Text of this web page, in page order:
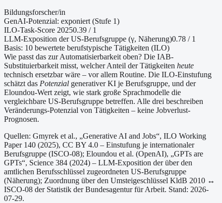
Bildungsforscher/in
GenAI-Potenzial: exponiert (Stufe 1)
ILO-Task-Score 20250.39 / 1
LLM-Exposition der US-Berufsgruppe (γ, Näherung)0.78 / 1
Basis: 10 bewertete berufstypische Tätigkeiten (ILO)
Wie passt das zur Automatisierbarkeit oben? Die IAB-
Substituierbarkeit misst, welcher Anteil der Tätigkeiten heute
technisch ersetzbar wäre – vor allem Routine. Die ILO-Einstufung
schätzt das Potenzial generativer KI je Berufsgruppe, und der
Eloundou-Wert zeigt, wie stark große Sprachmodelle die
vergleichbare US-Berufsgruppe betreffen. Alle drei beschreiben
Veränderungs-Potenzial von Tätigkeiten – keine Jobverlust-
Prognosen.
Quellen: Gmyrek et al., „Generative AI and Jobs“, ILO Working
Paper 140 (2025), CC BY 4.0 – Einstufung je internationaler
Berufsgruppe (ISCO-08); Eloundou et al. (OpenAI), „GPTs are
GPTs“, Science 384 (2024) – LLM-Exposition der über den
amtlichen Berufsschlüssel zugeordneten US-Berufsgruppe
(Näherung); Zuordnung über den Umsteigeschlüssel KldB 2010 ↔
ISCO-08 der Statistik der Bundesagentur für Arbeit. Stand: 2026-
07-29.